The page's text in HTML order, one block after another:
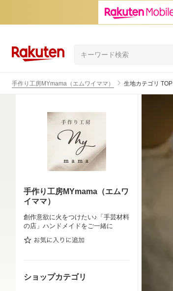
手作り工房MYmama（エムワイママ） 生地カテゴリ TOP
手作り工房MYmama（エムワ
イママ）
創作意欲に火をつけたい♪「手芸材料
の店」ハンドメイドをご一緒に
ショップカテゴリ